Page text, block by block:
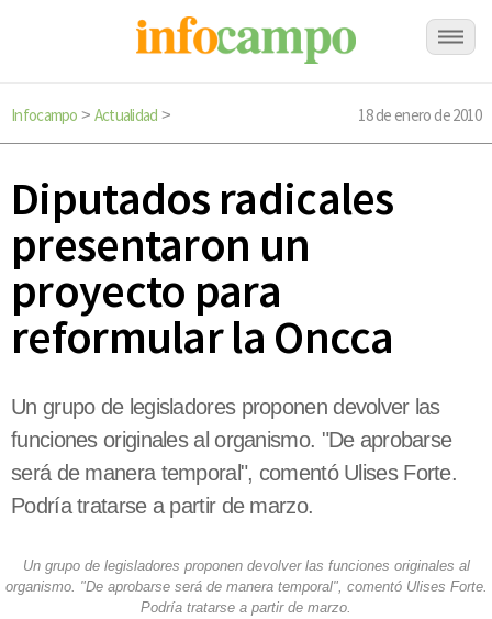
Infocampo > Actualidad > 18 de enero de 2010
Diputados radicales
presentaron un
proyecto para
reformular la Oncca
Un grupo de legisladores proponen devolver las
funciones originales al organismo. "De aprobarse
será de manera temporal", comentó Ulises Forte.
Podría tratarse a partir de marzo.
Un grupo de legisladores proponen devolver las funciones originales al
organismo. "De aprobarse será de manera temporal", comentó Ulises Forte.
Podría tratarse a partir de marzo.